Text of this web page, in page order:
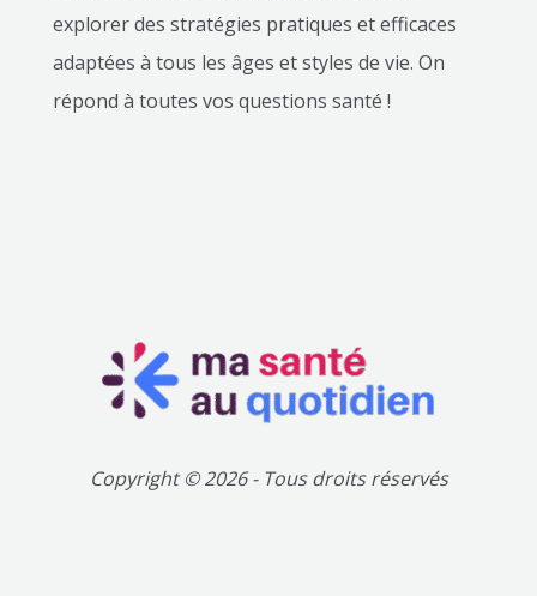
explorer des stratégies pratiques et efficaces
adaptées à tous les âges et styles de vie. On
répond à toutes vos questions santé !
Copyright © 2026 - Tous droits réservés